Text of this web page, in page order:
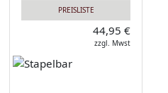
PREISLISTE
44,95 €
zzgl. Mwst